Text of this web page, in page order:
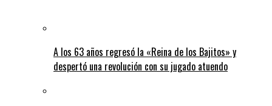
A los 63 años regresó la «Reina de los Bajitos» y
despertó una revolución con su jugado atuendo